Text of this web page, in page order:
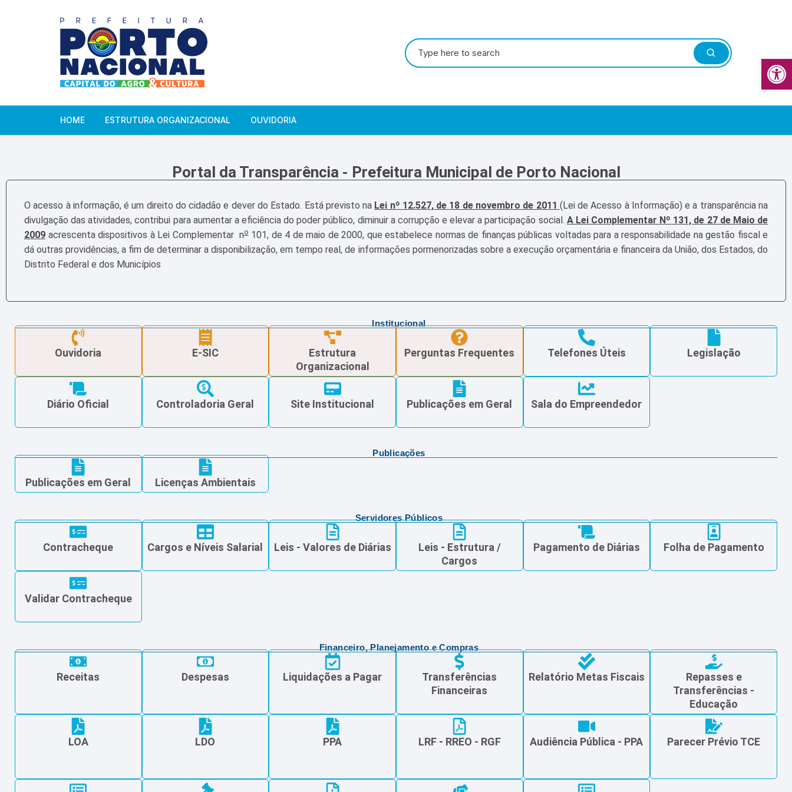
Abrir a barra de ferramentas
HOME ESTRUTURA ORGANIZACIONAL OUVIDORIA
Portal da Transparência - Prefeitura Municipal de Porto Nacional
O acesso à informação, é um direito do cidadão e dever do Estado. Está previsto na Lei nº 12.527, de 18 de novembro de 2011 (Lei de Acesso à Informação) e a transparência na
divulgação das atividades, contribui para aumentar a eficiência do poder público, diminuir a corrupção e elevar a participação social. A Lei Complementar Nº 131, de 27 de Maio de
2009 acrescenta dispositivos à Lei Complementar no101, de 4 de maio de 2000, que estabelece normas de finanças públicas voltadas para a responsabilidade na gestão fiscal e
dá outras providências, a fim de determinar a disponibilização, em tempo real, de informações pormenorizadas sobre a execução orçamentária e financeira da União, dos Estados, do
Distrito Federal e dos Municípios
Institucional
Ouvidoria E-SIC
Estrutura
Organizacional
Perguntas Frequentes Telefones Úteis Legislação
Diário Oficial Controladoria Geral Site Institucional Publicações em Geral Sala do Empreendedor
Publicações
Publicações em Geral Licenças Ambientais
Servidores Públicos
Contracheque Cargos e Níveis Salarial Leis - Valores de Diárias
Leis - Estrutura /
Cargos
Pagamento de Diárias Folha de Pagamento
Validar Contracheque
Financeiro, Planejamento e Compras
Receitas Despesas Liquidações a Pagar
Transferências
Financeiras
Relatório Metas Fiscais
Repasses e
Transferências -
Educação
LOA LDO PPA LRF - RREO - RGF Audiência Pública - PPA Parecer Prévio TCE